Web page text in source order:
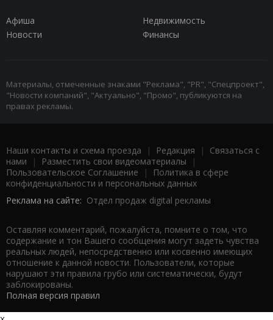
Афиша
Недвижимость
Новости
Финансы
Материалы, отмеченные знаками "Реклама", "PR", "Спецпроект",
"Новости компаний", "Актуально", "Промо", публикуются на
правах рекламы.
Наши контакты и схема проезда | Редакция | Связаться с
нами | Разместить свои видеоматериалы |
Пользовательское Соглашение |
Политика в сфере
конфиденциальности и персональных данных
Реклама на сайте: Отдел продаж digital рекламы
Оставляя комментарий, пожалуйста, помните о том, что
содержание и тон Вашего сообщения могут задеть чувства
реальных людей, непосредственно или косвенно имеющих
отношение к данной новости. Пользователи, которые
нарушают эти правила грубо или систематически, будут
заблокированы.
Полная версия правил